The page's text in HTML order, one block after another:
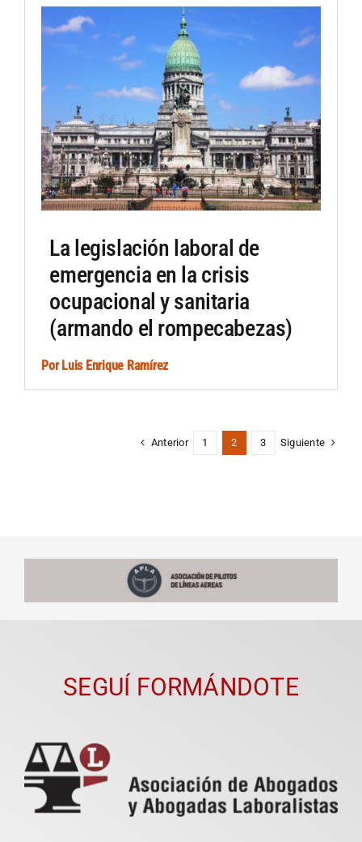
La legislación laboral de
emergencia en la crisis
ocupacional y sanitaria
(armando el rompecabezas)
PorLuis Enrique Ramírez
Anterior 1 2 3 Siguiente
SEGUÍ FORMÁNDOTE